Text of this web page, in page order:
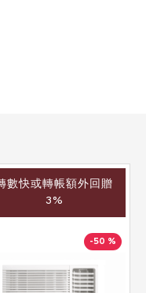
數快或轉帳額外回贈
3%
-50 %